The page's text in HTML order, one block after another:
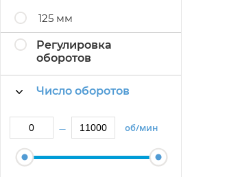
125 мм
Регулировка
оборотов
Число оборотов
— об/мин